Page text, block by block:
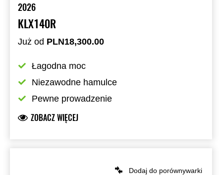
2026
KLX140R
Już od PLN18,300.00
Łagodna moc
Niezawodne hamulce
Pewne prowadzenie
ZOBACZ WIĘCEJ
Dodaj do porównywarki